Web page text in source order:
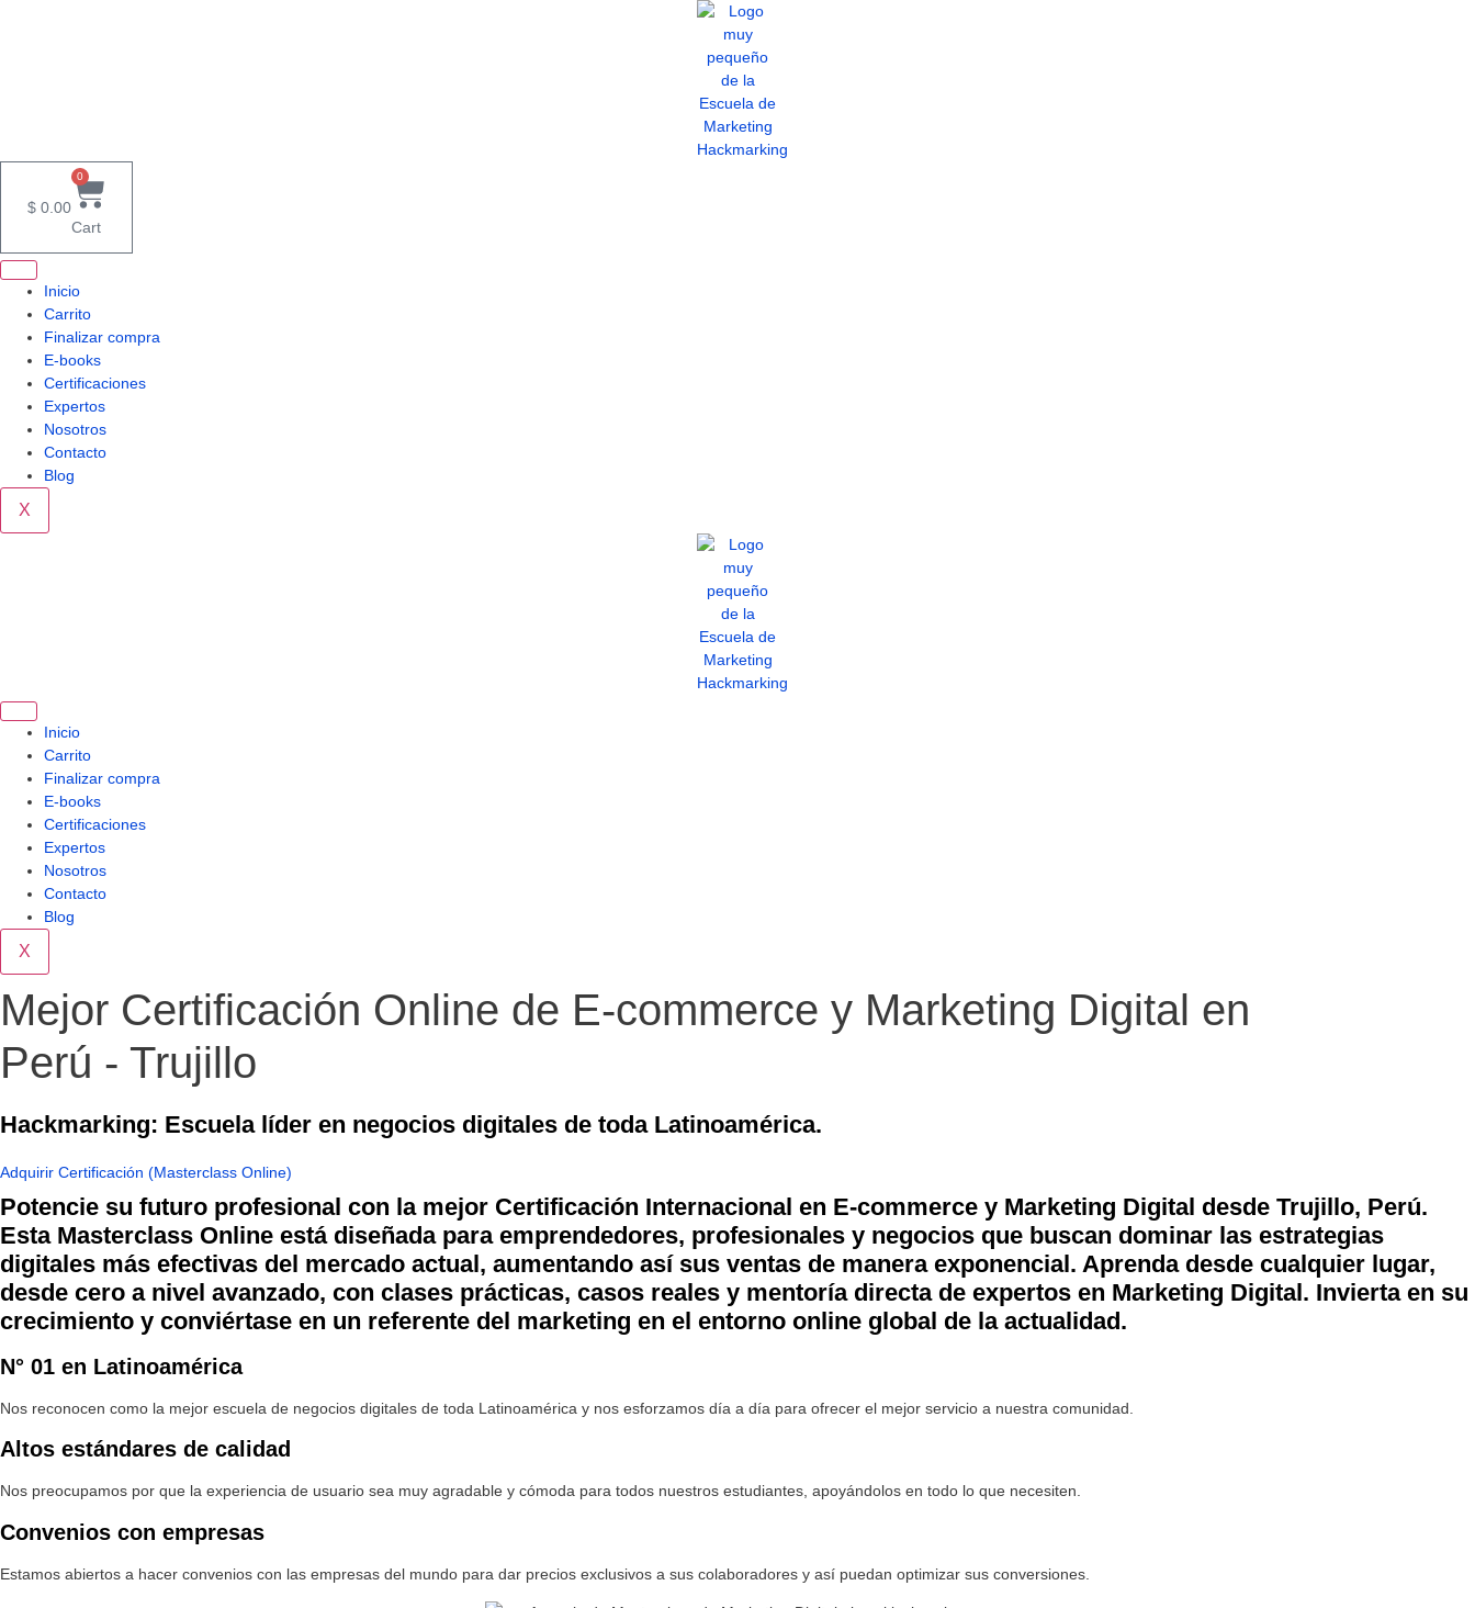
$ 0.00
0
Cart
Inicio
Carrito
Finalizar compra
E-books
Certificaciones
Expertos
Nosotros
Contacto
Blog
X
Inicio
Carrito
Finalizar compra
E-books
Certificaciones
Expertos
Nosotros
Contacto
Blog
X
Mejor Certificación Online de E-commerce y Marketing Digital en
Perú - Trujillo
Hackmarking: Escuela líder en negocios digitales de toda Latinoamérica.
Adquirir Certificación (Masterclass Online)
Potencie su futuro profesional con la mejor Certificación Internacional en E-commerce y Marketing Digital desde Trujillo, Perú.
Esta Masterclass Online está diseñada para emprendedores, profesionales y negocios que buscan dominar las estrategias
digitales más efectivas del mercado actual, aumentando así sus ventas de manera exponencial. Aprenda desde cualquier lugar,
desde cero a nivel avanzado, con clases prácticas, casos reales y mentoría directa de expertos en Marketing Digital. Invierta en su
crecimiento y conviértase en un referente del marketing en el entorno online global de la actualidad.
N° 01 en Latinoamérica
Nos reconocen como la mejor escuela de negocios digitales de toda Latinoamérica y nos esforzamos día a día para ofrecer el mejor servicio a nuestra comunidad.
Altos estándares de calidad
Nos preocupamos por que la experiencia de usuario sea muy agradable y cómoda para todos nuestros estudiantes, apoyándolos en todo lo que necesiten.
Convenios con empresas
Estamos abiertos a hacer convenios con las empresas del mundo para dar precios exclusivos a sus colaboradores y así puedan optimizar sus conversiones.